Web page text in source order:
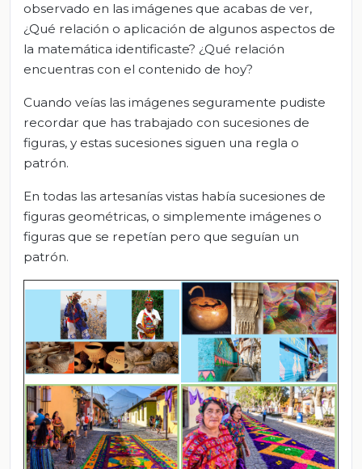
observado en las imágenes que acabas de ver,
¿Qué relación o aplicación de algunos aspectos de
la matemática identificaste? ¿Qué relación
encuentras con el contenido de hoy?
Cuando veías las imágenes seguramente pudiste
recordar que has trabajado con sucesiones de
figuras, y estas sucesiones siguen una regla o
patrón.
En todas las artesanías vistas había sucesiones de
figuras geométricas, o simplemente imágenes o
figuras que se repetían pero que seguían un
patrón.